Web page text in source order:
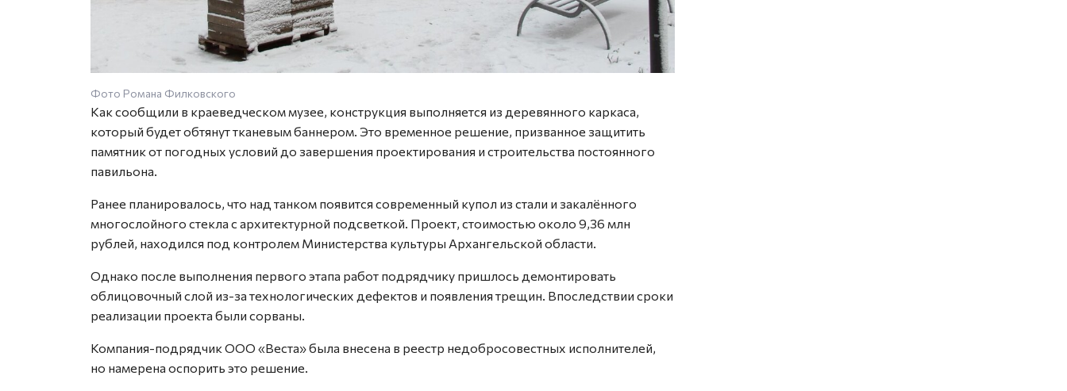
Фото Романа Филковского
Как сообщили в краеведческом музее, конструкция выполняется из деревянного каркаса,
который будет обтянут тканевым баннером. Это временное решение, призванное защитить
памятник от погодных условий до завершения проектирования и строительства постоянного
павильона.
Ранее планировалось, что над танком появится современный купол из стали и закалённого
многослойного стекла с архитектурной подсветкой. Проект, стоимостью около 9,36 млн
рублей, находился под контролем Министерства культуры Архангельской области.
Однако после выполнения первого этапа работ подрядчику пришлось демонтировать
облицовочный слой из-за технологических дефектов и появления трещин. Впоследствии сроки
реализации проекта были сорваны.
Компания-подрядчик ООО «Веста» была внесена в реестр недобросовестных исполнителей,
но намерена оспорить это решение.